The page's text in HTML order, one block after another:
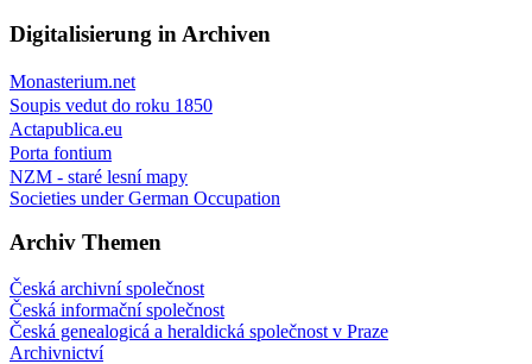
Digitalisierung in Archiven
Monasterium.net
Soupis vedut do roku 1850
Actapublica.eu
Porta fontium
NZM - staré lesní mapy
Societies under German Occupation
Archiv Themen
Česká archivní společnost
Česká informační společnost
Česká genealogicá a heraldická společnost v Praze
Archivnictví